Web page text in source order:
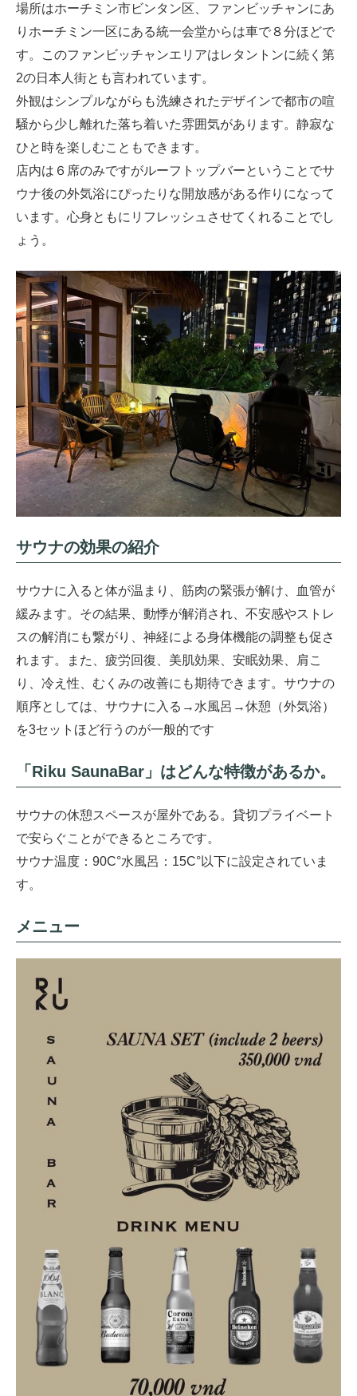
場所はホーチミン市ビンタン区、ファンビッチャンにあ
りホーチミン一区にある統一会堂からは車で８分ほどで
す。このファンビッチャンエリアはレタントンに続く第
2の日本人街とも言われています。
外観はシンプルながらも洗練されたデザインで都市の喧
騒から少し離れた落ち着いた雰囲気があります。静寂な
ひと時を楽しむこともできます。
店内は６席のみですがルーフトップバーということでサ
ウナ後の外気浴にぴったりな開放感がある作りになって
います。心身ともにリフレッシュさせてくれることでし
ょう。
サウナの効果の紹介
サウナに入ると体が温まり、筋肉の緊張が解け、血管が
緩みます。その結果、動悸が解消され、不安感やストレ
スの解消にも繋がり、神経による身体機能の調整も促さ
れます。また、疲労回復、美肌効果、安眠効果、肩こ
り、冷え性、むくみの改善にも期待できます。サウナの
順序としては、サウナに入る→水風呂→休憩（外気浴）
を3セットほど行うのが一般的です
「Riku SaunaBar」はどんな特徴があるか。
サウナの休憩スペースが屋外である。貸切プライベート
で安らぐことができるところです。
サウナ温度：90C°水風呂：15C°以下に設定されていま
す。
メニュー